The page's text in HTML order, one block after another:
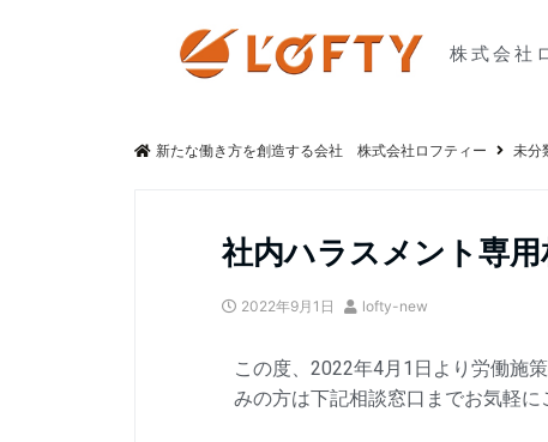
株式会社
新たな働き方を創造する会社 株式会社ロフティー 未分
社内ハラスメント専
2022年9月1日 lofty-new
この度、2022年4月1日より労働施
みの方は下記相談窓口までお気軽に